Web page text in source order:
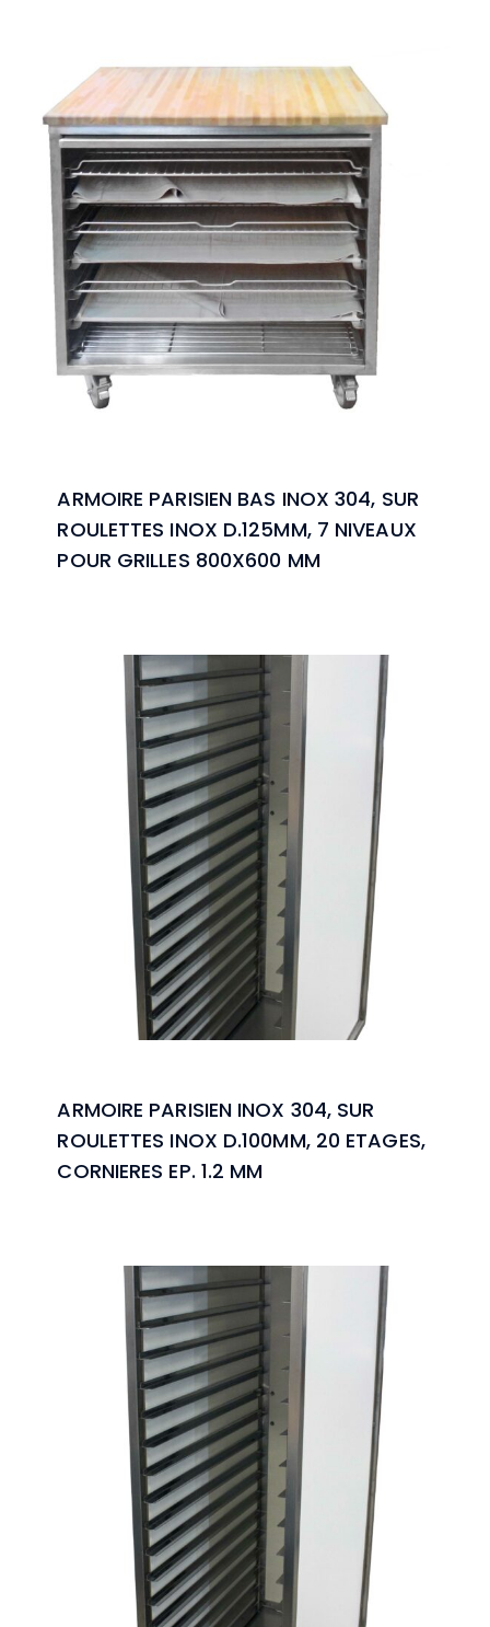
ARMOIRE PARISIEN BAS INOX 304, SUR
ROULETTES INOX D.125MM, 7 NIVEAUX
POUR GRILLES 800X600 MM
ARMOIRE PARISIEN INOX 304, SUR
ROULETTES INOX D.100MM, 20 ETAGES,
CORNIERES EP. 1.2 MM